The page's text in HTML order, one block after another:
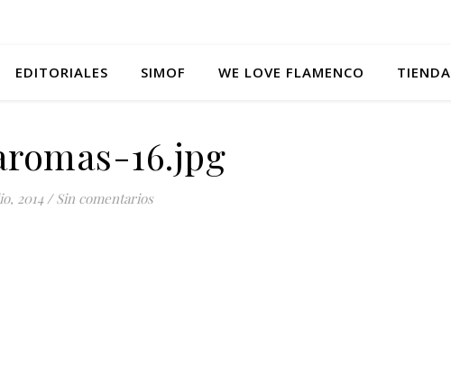
EDITORIALES SIMOF WE LOVE FLAMENCO TIENDA
16.jpg
2014 / Sin comentarios